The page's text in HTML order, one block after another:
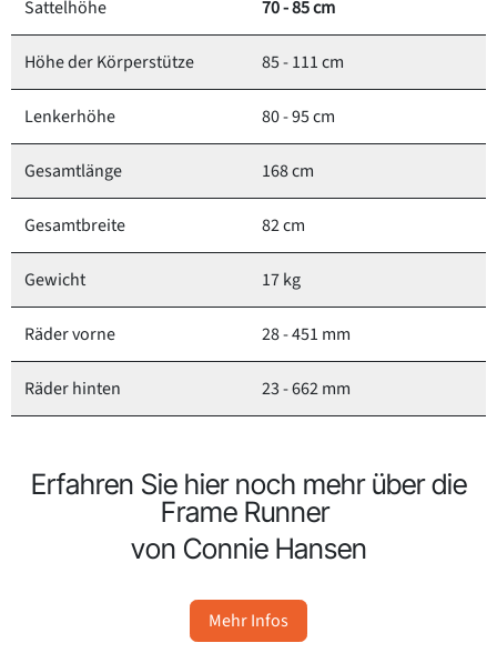
Sattelhöhe 70 - 85 cm
Höhe der Körperstütze 85 - 111 cm
Lenkerhöhe 80 - 95 cm
Gesamtlänge 168 cm
Gesamtbreite 82 cm
Gewicht 17 kg
Räder vorne 28 - 451 mm
Räder hinten 23 - 662 mm
Erfahren Sie hier noch mehr über die
Frame Runner
von Connie Hansen
Mehr Infos